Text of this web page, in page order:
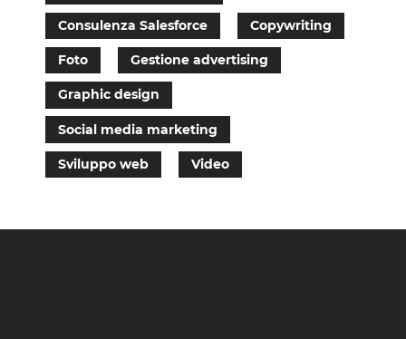
Consulenza Salesforce Copywriting
Foto Gestione advertising
Graphic design
Social media marketing
Sviluppo web Video